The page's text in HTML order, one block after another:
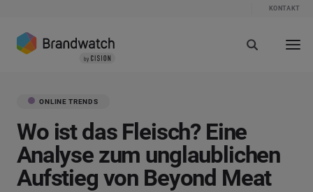
KONTAKT
ONLINE TRENDS
Wo ist das Fleisch? Eine
Analyse zum unglaublichen
Aufstieg von Beyond Meat